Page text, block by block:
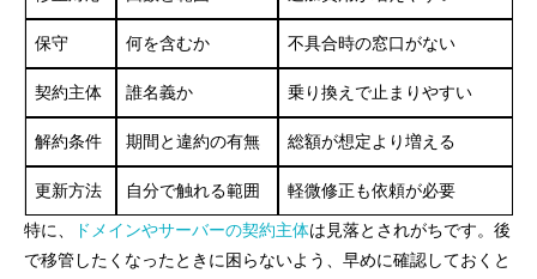
保守 何を含むか 不具合時の窓口がない
契約主体 誰名義か 乗り換えで止まりやすい
解約条件 期間と違約の有無 総額が想定より増える
更新方法 自分で触れる範囲 軽微修正も依頼が必要
特に、 ドメインやサーバーの契約主体は見落とされがちです。後
で移管したくなったときに困らないよう、早めに確認しておくと